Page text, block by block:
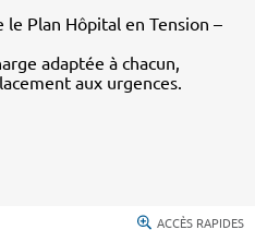
Plan Hôpital en Tension –
adaptée à chacun,
aux urgences.
ACCÈS RAPIDES